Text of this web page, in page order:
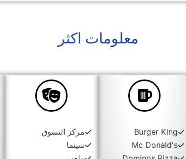
معلومات اكثر
Burger King
Mc Donald's
مركز التسوق
سينما